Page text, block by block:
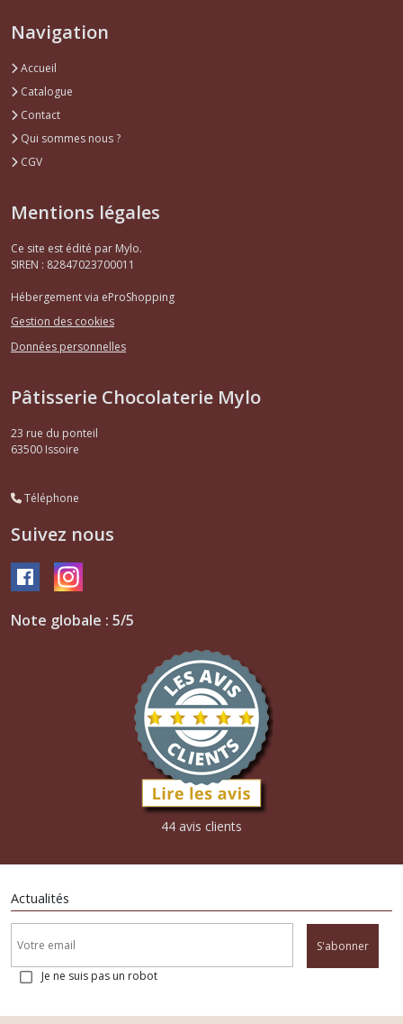
Navigation
Accueil
Catalogue
Contact
Qui sommes nous ?
CGV
Mentions légales
Ce site est édité par Mylo.
SIREN : 82847023700011
Hébergement via eProShopping
Gestion des cookies
Données personnelles
Pâtisserie Chocolaterie Mylo
23 rue du ponteil
63500 Issoire
Téléphone
Suivez nous
Note globale : 5/5
44 avis clients
Actualités
S'abonner
Je ne suis pas un robot